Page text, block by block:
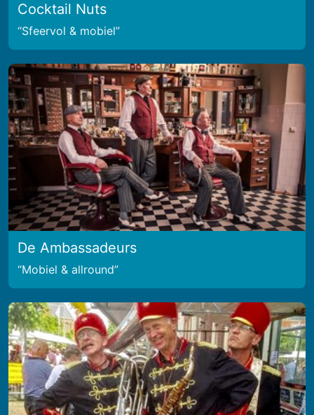
Cocktail Nuts
Sfeervol & mobiel
De Ambassadeurs
Mobiel & allround